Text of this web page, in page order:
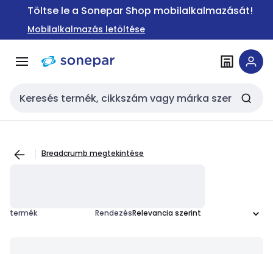
Ugrás a
Ugrás a
tartalomra
Töltse le a Sonepar Shop mobilalkalmazását!
Mobilalkalmazás letöltése
Keresési bemenet
Breadcrumb megtekintése
termék Rendezés